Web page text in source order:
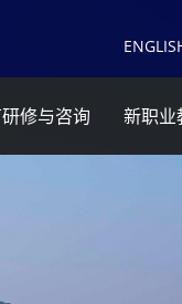
EN
修与咨询 新职业